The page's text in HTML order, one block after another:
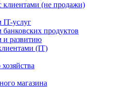
клиентами (не продажи)
IT-услуг
продуктов
и развитию
(IT)
магазина